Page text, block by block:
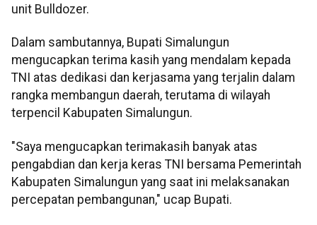
unit Bulldozer.
Dalam sambutannya, Bupati Simalungun
mengucapkan terima kasih yang mendalam kepada
TNI atas dedikasi dan kerjasama yang terjalin dalam
rangka membangun daerah, terutama di wilayah
terpencil Kabupaten Simalungun.
"Saya mengucapkan terimakasih banyak atas
pengabdian dan kerja keras TNI bersama Pemerintah
Kabupaten Simalungun yang saat ini melaksanakan
percepatan pembangunan," ucap Bupati.